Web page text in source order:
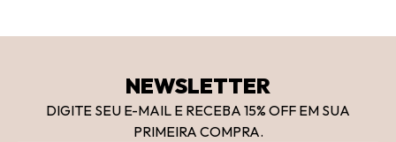
NEWSLETTER
DIGITE SEU E-MAIL E RECEBA 15% OFF EM SUA
PRIMEIRA COMPRA.